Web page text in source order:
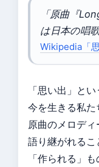
「原曲『
は日本の唱
Wikipedia「
「思い出」と
今を生きる私
原曲のメロデ
語り継がれる
「作られる」